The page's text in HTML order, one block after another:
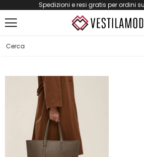
Spedizioni e resi gratis per ordini